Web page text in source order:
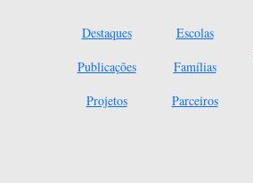
Destaques
Publicações
Projetos
Escolas
Famílias
Parceiros